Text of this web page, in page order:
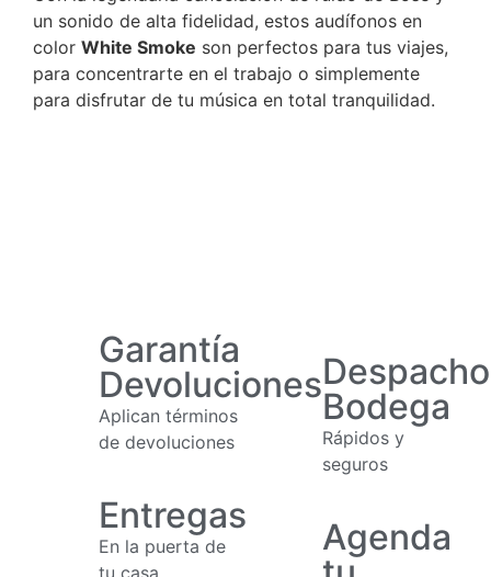
un sonido de alta fidelidad, estos audífonos en
color White Smoke son perfectos para tus viajes,
para concentrarte en el trabajo o simplemente
para disfrutar de tu música en total tranquilidad.
Garantía
Devoluciones
Aplican términos
de devoluciones
Bodega
Rápidos y
seguros
Entregas
En la puerta de
Agenda